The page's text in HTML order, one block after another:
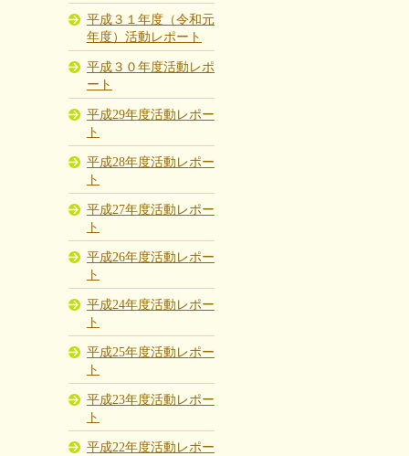
平成３１年度（令和元
年度）活動レポート
平成３０年度活動レポ
ート
平成29年度活動レポー
ト
平成28年度活動レポー
ト
平成27年度活動レポー
ト
平成26年度活動レポー
ト
平成24年度活動レポー
ト
平成25年度活動レポー
ト
平成23年度活動レポー
ト
平成22年度活動レポー